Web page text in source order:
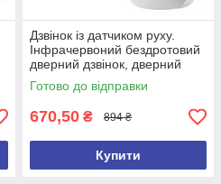
Дзвінок із датчиком руху.
Інфрачервоний бездротовий
дверний дзвінок, дверний
дзвіночок (2 сирени)
Готово до відправки
670,50 ₴ 894 ₴
Купити